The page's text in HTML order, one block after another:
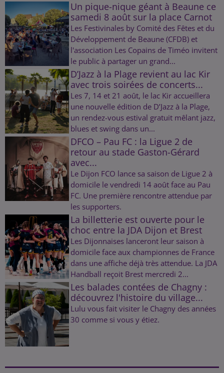
Un pique-nique géant à Beaune ce
samedi 8 août sur la place Carnot
Les Festivinales by Comité des Fêtes et du
Développement de Beaune (CFDB) et
l'association Les Copains de Timéo invitent
le public à partager un grand...
D’Jazz à la Plage revient au lac Kir
avec trois soirées de concerts...
Les 7, 14 et 21 août, le lac Kir accueillera
une nouvelle édition de D’Jazz à la Plage,
un rendez-vous estival gratuit mêlant jazz,
blues et swing dans un...
DFCO – Pau FC : la Ligue 2 de
retour au stade Gaston-Gérard
avec...
Le Dijon FCO lance sa saison de Ligue 2 à
domicile le vendredi 14 août face au Pau
FC. Une première rencontre attendue par
les supporters.
La billetterie est ouverte pour le
choc entre la JDA Dijon et Brest
Les Dijonnaises lanceront leur saison à
domicile face aux championnes de France
dans une affiche déjà très attendue. La JDA
Handball reçoit Brest mercredi 2...
Les balades contées de Chagny :
découvrez l'histoire du village...
Lulu vous fait visiter le Chagny des années
30 comme si vous y étiez.